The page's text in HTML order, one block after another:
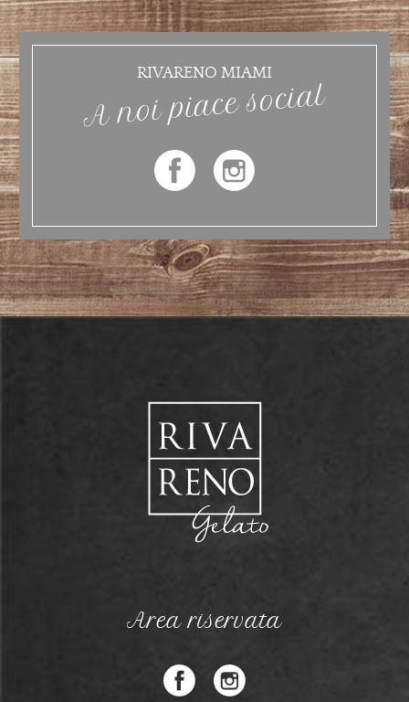
RIVARENO MIAMI
A noi piace social
Area riservata